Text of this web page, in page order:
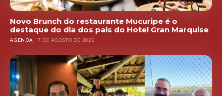
Novo Brunch do restaurante Mucuripe é o
destaque do dia dos pais do Hotel Gran Marquise
AGENDA 7 DE AGOSTO DE 2026